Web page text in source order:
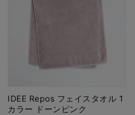
IDEE Repos フェイスタオル 1
カラー ドーンピンク